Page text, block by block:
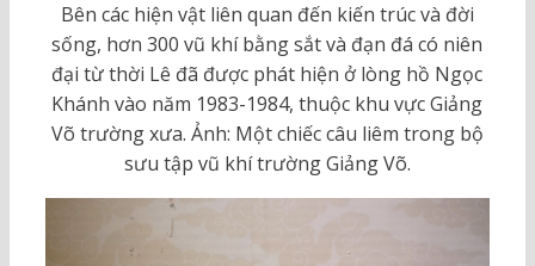
Bên các hiện vật liên quan đến kiến trúc và đời
sống, hơn 300 vũ khí bằng sắt và đạn đá có niên
đại từ thời Lê đã được phát hiện ở lòng hồ Ngọc
Khánh vào năm 1983-1984, thuộc khu vực Giảng
Võ trường xưa. Ảnh: Một chiếc câu liêm trong bộ
sưu tập vũ khí trường Giảng Võ.